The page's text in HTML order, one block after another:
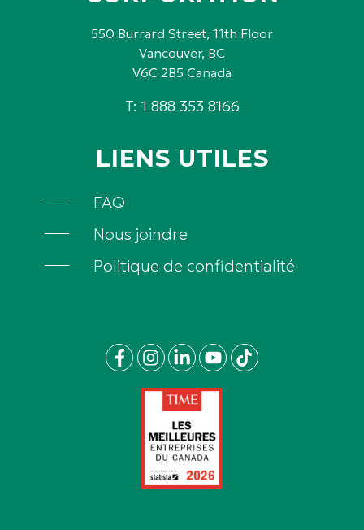
550 Burrard Street, 11th Floor
Vancouver, BC
V6C 2B5 Canada
T: 1 888 353 8166
LIENS UTILES
FAQ
Nous joindre
Politique de confidentialité